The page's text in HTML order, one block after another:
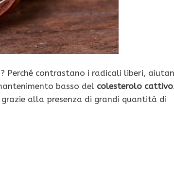
Perché contrastano i radicali liberi,
basso del colesterolo cattivo
alla presenza di grandi quantità di